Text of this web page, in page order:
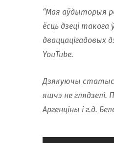
“Мая аўдыторыя
ёсць дзеці
дваццацігадовых
YouTube.
Дзякуючы
яшчэ не глядзелі.
Аргенціны і г.д.